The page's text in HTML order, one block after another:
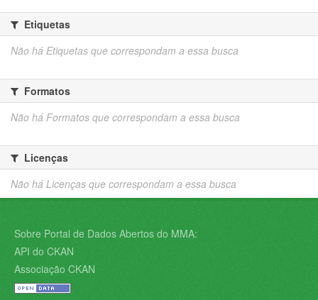
Etiquetas
Não há Etiquetas que correspondam a essa busca
Formatos
Não há Formatos que correspondam a essa busca
Licenças
Não há Licenças que correspondam a essa busca
Sobre Portal de Dados Abertos do MMA:
API do CKAN
Associação CKAN